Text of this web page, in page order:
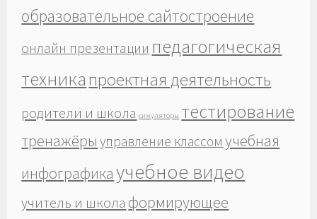
образовательное сайтостроение
онлайн презентации педагогическая
техника проектная деятельность
родители и школа симуляторы тестирование
тренажёры управление классом учебная
инфографикаучебное видео
учитель и школа формирующее